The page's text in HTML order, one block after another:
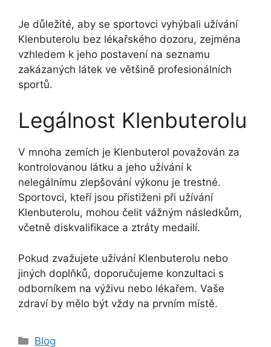
Je důležité, aby se sportovci vyhýbali užívání
Klenbuterolu bez lékařského dozoru, zejména
vzhledem k jeho postavení na seznamu
zakázaných látek ve většině profesionálních
sportů.
Legálnost Klenbuterolu
V mnoha zemích je Klenbuterol považován za
kontrolovanou látku a jeho užívání k
nelegálnímu zlepšování výkonu je trestné.
Sportovci, kteří jsou přistiženi při užívání
Klenbuterolu, mohou čelit vážným následkům,
včetně diskvalifikace a ztráty medailí.
Pokud zvažujete užívání Klenbuterolu nebo
jiných doplňků, doporučujeme konzultaci s
odborníkem na výživu nebo lékařem. Vaše
zdraví by mělo být vždy na prvním místě.
Blog